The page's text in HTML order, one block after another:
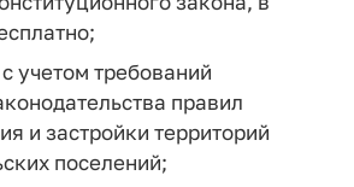
учетом требований
правил
и застройки территорий
поселений;